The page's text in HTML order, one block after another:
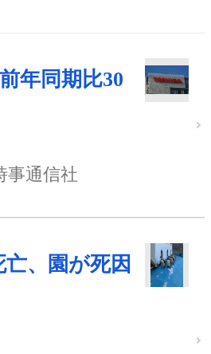
年同期比30
事通信社
、園が死因